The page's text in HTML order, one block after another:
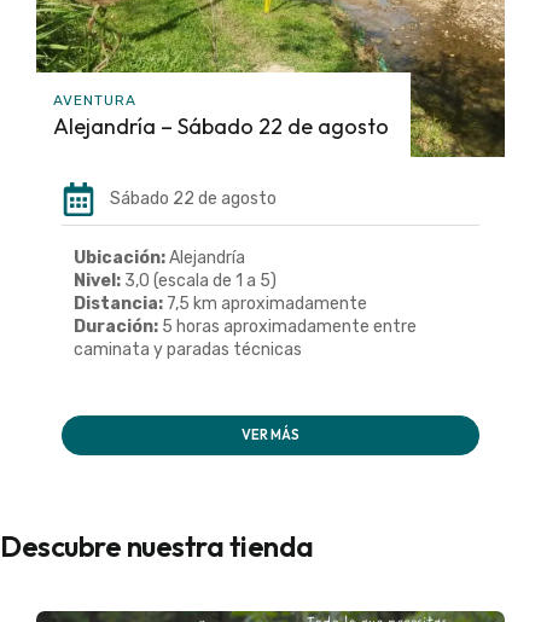
AVENTURA
Alejandría – Sábado 22 de agosto
Sábado 22 de agosto
Ubicación:Alejandría
Nivel: 3,0 (escala de 1 a 5)
Distancia: 7,5 km aproximadamente
Duración: 5 horas aproximadamente entre
caminata y paradas técnicas
VER MÁS
Descubre nuestra tienda